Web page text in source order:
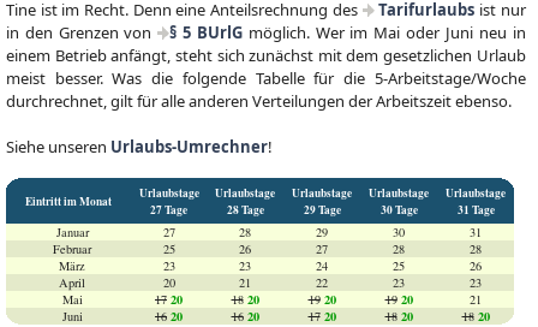
Tine ist im Recht. Denn eine Anteilsrechnung des Tarifurlaubs ist nur
in den Grenzen von § 5 BUrlG möglich. Wer im Mai oder Juni neu in
einem Betrieb anfängt, steht sich zunächst mit dem gesetzlichen Urlaub
meist besser. Was die folgende Tabelle für die 5-Arbeitstage/Woche
durchrechnet, gilt für alle anderen Verteilungen der Arbeitszeit ebenso.
Siehe unseren Urlaubs-Umrechner!
Eintritt im Monat
Urlaubstage
27 Tage
Urlaubstage
28 Tage
Urlaubstage
29 Tage
Urlaubstage
30 Tage
Urlaubstage
31 Tage
Januar 27 28 29 30
31
Februar
25 26 27 28
28
März
23 23 24 25
26
April
20 21 22 23
23
Mai
17 20 18 20 19 20 19 20
21
Juni
16 20 16 20 17 20 18 20 18 20